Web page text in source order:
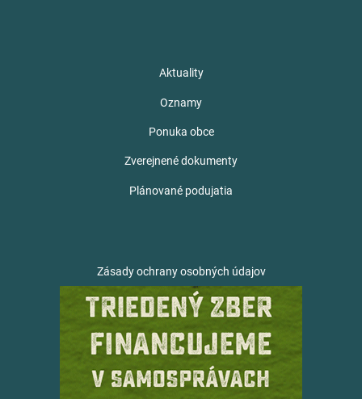
Aktuality
Oznamy
Ponuka obce
Zverejnené dokumenty
Plánované podujatia
Zásady ochrany osobných údajov